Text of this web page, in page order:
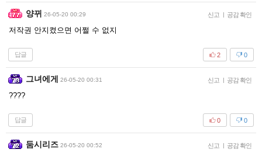
양뀌 26-05-20 00:29 신고 | 공감 확인
저작권 안지켰으면 어쩔 수 없지
답글 0
2
그녀에게 26-05-20 00:31 신고 | 공감 확인
????
답글 0
0
둠시리즈 26-05-20 00:52 신고 | 공감 확인